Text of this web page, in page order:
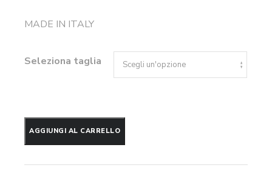
MADE IN ITALY
Seleziona taglia
Abito
bustier
con
AGGIUNGI AL CARRELLO